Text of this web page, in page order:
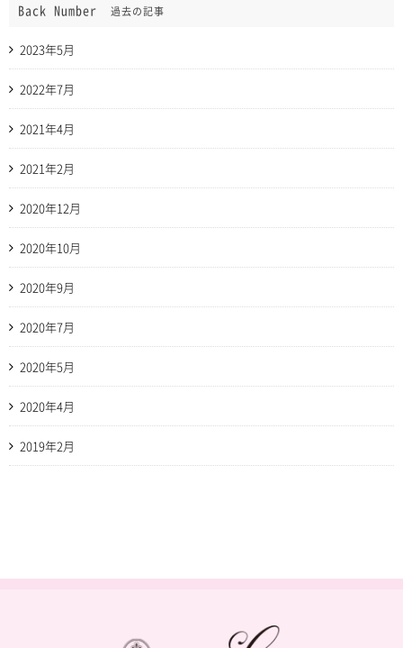
Back Number 過去の記事
2023年5月
2022年7月
2021年4月
2021年2月
2020年12月
2020年10月
2020年9月
2020年7月
2020年5月
2020年4月
2019年2月